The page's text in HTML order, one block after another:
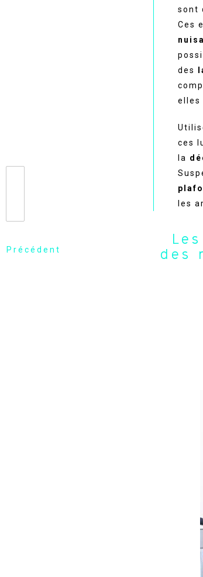
Précédent
sont
Ces
des
ces
la
les
des